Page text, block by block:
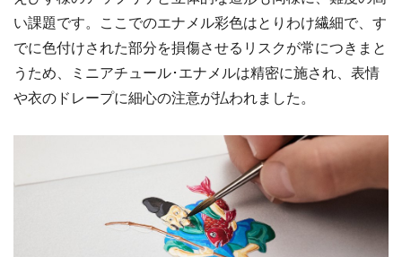
い課題です。ここでのエナメル彩色はとりわけ繊細で、す
でに色付けされた部分を損傷させるリスクが常につきまと
うため、ミニアチュール･エナメルは精密に施され、表情
や衣のドレープに細心の注意が払われました。